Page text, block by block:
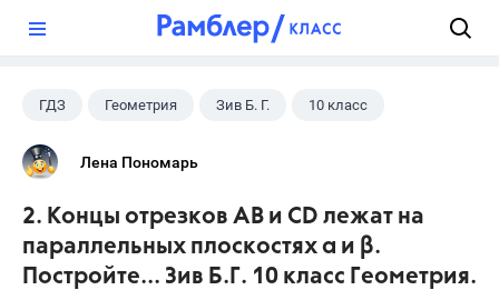
ГДЗ Геометрия Зив Б. Г. 10 класс
Лена Пономарь
2. Концы отрезков АВ и CD лежат на
параллельных плоскостях α и β.
Постройте... Зив Б.Г. 10 класс Геометрия.